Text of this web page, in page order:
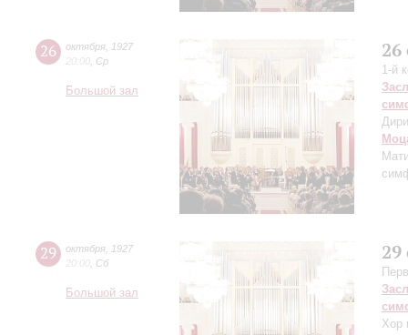
26 октября
1927
20:00 Ср
Большой зал
26
1-й
29 октября
1927
20:00 Сб
Большой зал
29
Хор